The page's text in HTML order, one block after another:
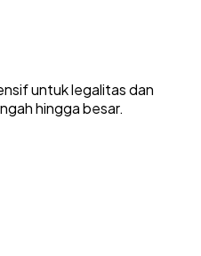
untuk legalitas dan
hingga besar.